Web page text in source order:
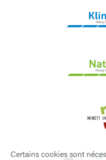
Certains cookies sont